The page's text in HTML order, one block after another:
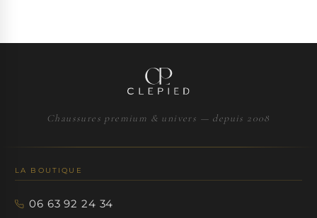
Chaussures premium & univers — depuis 2008
LA BOUTIQUE
06 63 92 24 34